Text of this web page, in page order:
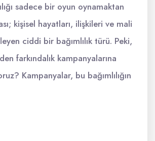
sadece bir oyun oynamaktan
kişisel hayatları, ilişkileri ve mali
ciddi bir bağımlılık türü. Peki,
farkındalık kampanyalarına
Kampanyalar, bu bağımlılığın